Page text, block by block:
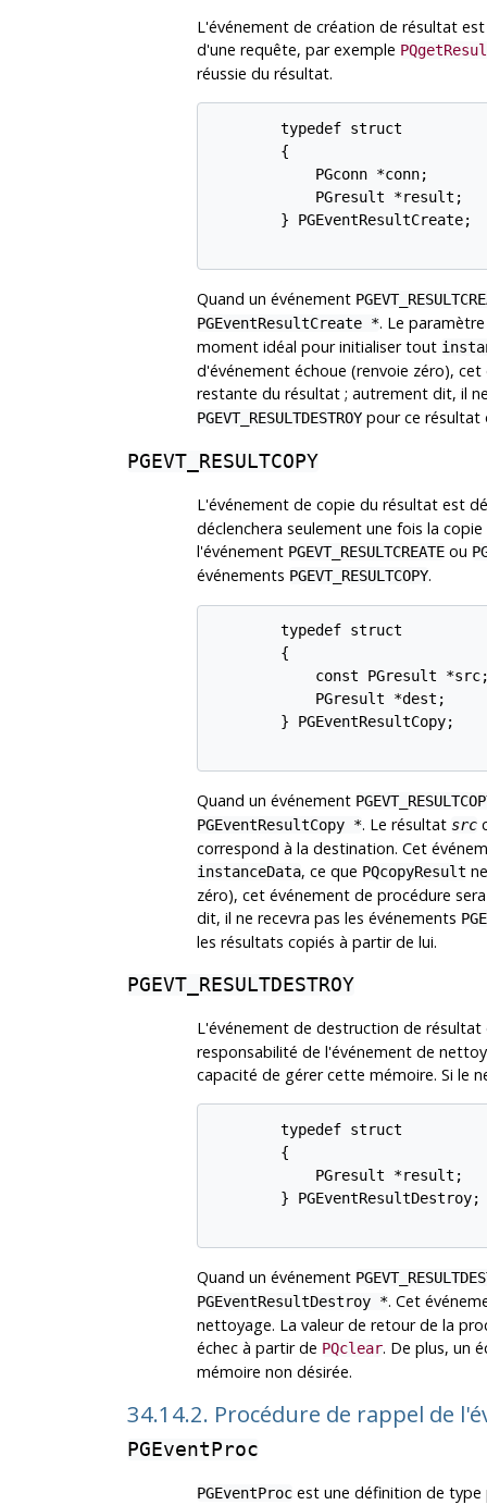
L'événement de création de résultat
d'une requête, par exemple
réussie du résultat.
        typedef struct
        {
            PGconn *conn;
            PGresult *result;
        } PGEventResultCreate;
Quand un événement
PGEventResultCreate *. Le
moment idéal pour initialiser tout
d'événement échoue (renvoie zéro),
restante du résultat ; autrement dit, il
PGEVT_RESULTDESTROYpour ce résultat
PGEVT_RESULTCOPY
L'événement de copie du résultat est
déclenchera seulement une fois la
l'événement PGEVT_RESULTCREATEou
événements PGEVT_RESULTCOPY.
        typedef struct
        {
const PGresult
            PGresult *dest;
        } PGEventResultCopy;
Quand un événement
PGEventResultCopy *. Le résultat src
correspond à la destination. Cet
instanceData, ce que PQcopyResult
zéro), cet événement de procédure
dit, il ne recevra pas les événements
les résultats copiés à partir de lui.
PGEVT_RESULTDESTROY
L'événement de destruction de
responsabilité de l'événement de
capacité de gérer cette mémoire. Si le
        typedef struct
        {
            PGresult *result;
        } PGEventResultDestroy;
Quand un événement
PGEventResultDestroy *. Cet
nettoyage. La valeur de retour de la
échec à partir de PQclear. De plus, un
mémoire non désirée.
34.14.2. Procédure de rappel de
PGEventProc
PGEventProcest une définition de type